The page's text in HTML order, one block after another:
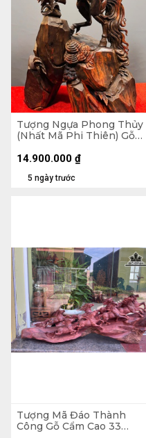
Tượng Ngựa Phong Thủy
(Nhất Mã Phi Thiên) Gỗ
Sâu 28 (cm)
5 ngày trước
14.900.000 ₫
Tượng Mã Đáo Thành
Công Gỗ Cẩm Cao 33